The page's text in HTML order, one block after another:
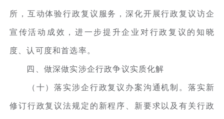
所，互动体验行政复议服务，深化开展行政复议访企
宣传活动成效，进一步提升企业对行政复议的知晓
度、认可度和首选率。
四、做深做实涉企行政争议实质化解
（十）落实涉企行政复议办案沟通机制。落实新
修订行政复议法规定的新程序、新要求以及有关行政